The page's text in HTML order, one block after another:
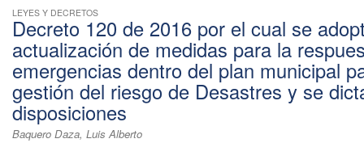
LEYES Y DECRETOS
Decreto 120 de 2016 por el cual se
actualización de medidas para la
emergencias dentro del plan municipal
gestión del riesgo de Desastres y se
disposiciones
Baquero Daza, Luis Alberto